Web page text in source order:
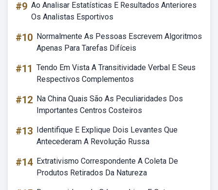
#9 Ao Analisar Estatísticas E Resultados Anteriores
Os Analistas Esportivos
#10 Normalmente As Pessoas Escrevem Algoritmos
Apenas Para Tarefas Difíceis
#11 Tendo Em Vista A Transitividade Verbal E Seus
Respectivos Complementos
#12 Na China Quais São As Peculiaridades Dos
Importantes Centros Costeiros
#13 Identifique E Explique Dois Levantes Que
Antecederam A Revolução Russa
#14 Extrativismo Correspondente A Coleta De
Produtos Retirados Da Natureza